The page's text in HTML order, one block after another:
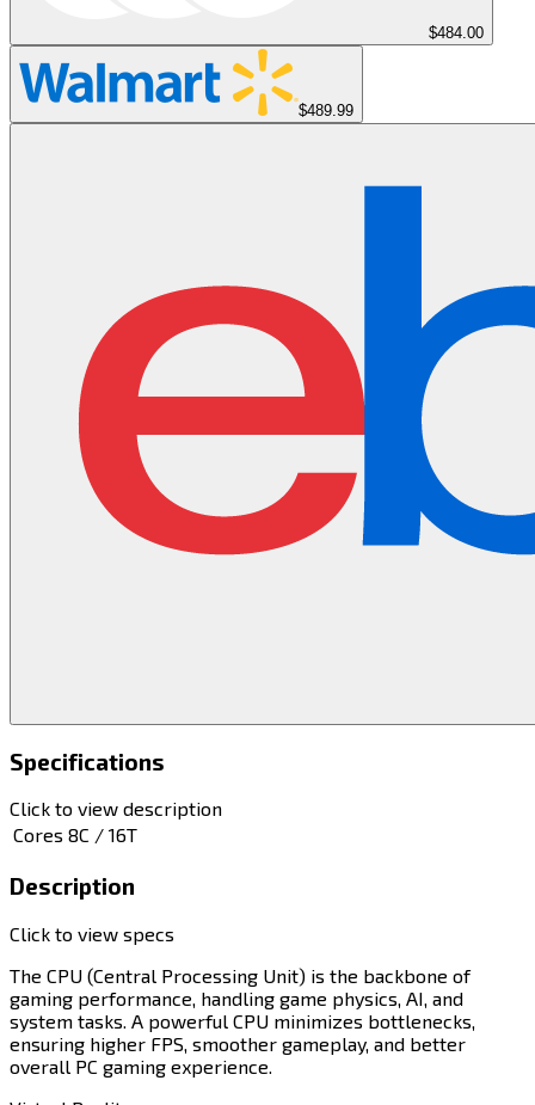
$484.00
$489.99
Specifications
Click to view description
Cores 8C / 16T
Description
Click to view specs
The CPU (Central Processing Unit) is the backbone of
gaming performance, handling game physics, AI, and
system tasks. A powerful CPU minimizes bottlenecks,
ensuring higher FPS, smoother gameplay, and better
overall PC gaming experience.​​​​‌ ‍ ​‍​‍‌‍ ‌ ​‍‌‍‍‌‌‍‌ ‌‍‍‌‌‍ ‍​‍​‍​ ‍‍​‍​‍‌ ​ ‌‍​‌‌‍ ‍‌‍‍‌‌ ‌​‌ ‍‌​‍ ‍‌‍‍‌‌‍ ​‍​‍​‍ ​​‍​‍‌‍‍​‌ ​‍‌‍‌‌‌‍‌‍​‍​‍​ ‍‍​‍​‍​‍ ‌‍​‌‌‍‌​‌‍ ‌‌‍‍‌‌‍ ‍​‍ ‌‍‍‌‌‍ ‍‌ ‌​‌‍‌‌‌‍ ‍‌ ‌​​‍ ‌‍‌‌‌‍‌​‌‍‍‌‌ ‌​​‍ ‌‍ ‌‌‍ ‌‍‌​‌‍‌‌​ ‌‌ ​​‌ ​‍‌‍‌‌‌ ​ ‌‍‌‌‌‍ ‍‌ ‌​‌‍​‌‌ ‌​‌‍‍‌‌‍ ‌‍ ‍​ ‍ ‌‍‍‌‌‍‌​​ ‌​ ‌‌​ ‍​‌‍‌​​ ​​​ ​‍​ ‌‍​ ​​​ ‍​​‍ ‌​ ​‍‌‍​‍​ ‌​​ ​‍​‍ ‌​ ‌​‌‍​‍‌‍​‍‌‍‌‌​‍ ‌​ ‍‌​ ‌​​ ‍​​ ​ ​‍ ‌‌‍‌‌​ ​​​ ‍‌​ ‌‍​ ​​​ ‍​‌‍‌​‌‍‌‍​ ‍​​ ​ ​ ‌‌​ ‌​​ ‍ ‌ ‌​‌ ‍‌‌ ​​‌‍‌‌​ ‌‌ ​​‌‍​‌‌ ​‍‌ ‌​‌​‌​‌‍‌‌‌ ​ ‌‍​ ‌ ​‍‌‍‍‌‌ ​​‌ ‌​‌‍‍‌‌‍ ‌‍ ‍​ ‍ ‌ ​​‌‍​‌‌ ‌​‌‍‍​​ ‌‌‍‌​‌‍‌‌‌ ​ ‌‍​ ‌ ​‍‌‍‍‌‌ ​​‌ ‌​‌‍‍‌‌‍ ‌‍ ‍​‍‌‌​ ‌‌‌​​‍‌‌ ‌‍‍ ‌‍‌‌‌ ‍‌​‍‌‌​ ​ ‌​‌​​‍‌‌​ ​ ‌​‌​​‍‌‌​ ​‍​ ​‍‌‍‌‌‌‍ ‍​‍‌‌​ ​‍​ ​‍​‍‌‌​ ‌‌‌​‌​​‍ ‍‌ ‌‍‌‍​‌‌‍ ​‌ ‌‌‌‍‌‌​ ‌‍​‍‌‍​‌‌ ​ ‌‍‌‌‌‌‌‌‌ ​‍‌‍ ​​ ‌​‍‌‌​ ​‍‌​‌‍‌‍​‌‌‍‌​‌‍ ‌‌‍‍‌‌‍ ‍​‍‌‍‌‍‍‌‌‍‌​​ ‌​ ‌‌​ ‍​‌‍‌​​ ​​​ ​‍​ ‌‍​ ​​​ ‍​​‍ ‌​ ​‍‌‍​‍​ ‌​​ ​‍​‍ ‌​ ‌​‌‍​‍‌‍​‍‌‍‌‌​‍ ‌​ ‍‌​ ‌​​ ‍​​ ​ ​‍ ‌‌‍‌‌​ ​​​ ‍‌​ ‌‍​ ​​​ ‍​‌‍‌​‌‍‌‍​ ‍​​ ​ ​ ‌‌​ ‌​​‍‌‍‌ ‌​‌ ‍‌‌ ​​‌‍‌‌​ ‌‌ ​​‌‍​‌‌ ​‍‌ ‌​‌​‌​‌‍‌‌‌ ​ ‌‍​ ‌ ​‍‌‍‍‌‌ ​​‌ ‌​‌‍‍‌‌‍ ‌‍ ‍​‍‌‍‌ ​​‌‍​‌‌ ‌​‌‍‍​​ ‌‌‍‌​‌‍‌‌‌ ​ ‌‍​ ‌ ​‍‌‍‍‌‌ ​​‌ ‌​‌‍‍‌‌‍ ‌‍ ‍​‍‌‌​ ‌‌‌​​‍‌‌ ‌‍‍ ‌‍‌‌‌ ‍‌​‍‌‌​ ​ ‌​‌​​‍‌‌​ ​ ‌​‌​​‍‌‌​ ​‍​ ​‍‌‍‌‌‌‍ ‍​‍‌‌​ ​‍​ ​‍​‍‌‌​ ‌‌‌​‌​​‍ ‍‌ ‌‍‌‍​‌‌‍ ​‌ ‌‌‌‍‌‌​‍‌‍‌ ​​‌‍‌‌‌ ​‍‌ ​ ‌ ​​‌‍‌‌‌‍​ ‌ ‌​‌‍‍‌‌ ‌‍‌‍‌‌​ ‌‌ ​​‌ ‌‌‌‍​‍‌‍ ​‌‍‍‌‌ ​ ‌‍‍​‌‍‌‌‌‍‌​​‍​‍‌ ‌